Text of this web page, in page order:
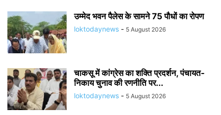
उम्मेद भवन पैलेस के सामने 75 पौधों का रोपण
loktodaynews - 5 August 2026
चाकसू में कांग्रेस का शक्ति प्रदर्शन, पंचायत-
निकाय चुनाव की रणनीति पर...
loktodaynews - 5 August 2026